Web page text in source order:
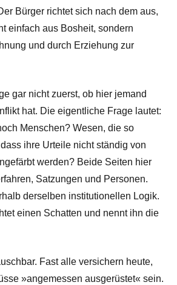
Bürger richtet sich nach dem aus,
einfach aus Bosheit, sondern
und durch Erziehung zur
gar nicht zuerst, ob hier jemand
hat. Die eigentliche Frage lautet:
Menschen? Wesen, die so
ihre Urteile nicht ständig von
werden? Beide Seiten hier
Satzungen und Personen.
derselben institutionellen Logik.
einen Schatten und nennt ihn die
Fast alle versichern heute,
»angemessen ausgerüstet« sein.